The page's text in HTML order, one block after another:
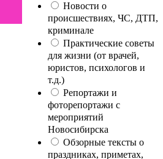
Новости о
происшествиях, ЧС, ДТП,
криминале
Практические советы
для жизни (от врачей,
юристов, психологов и
т.д.)
Репортажи и
фоторепортажи с
мероприятий
Новосибирска
Обзорные тексты о
праздниках, приметах,